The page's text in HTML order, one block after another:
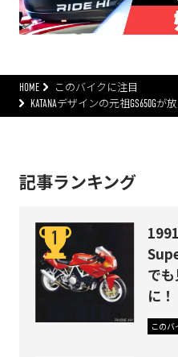
HOME
このバイクに注目
KATANAデザインの元祖GS650G
記事ランキング
で
に
このバ